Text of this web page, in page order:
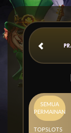
SEMUA
PERMAINAN
TOPSLOTS